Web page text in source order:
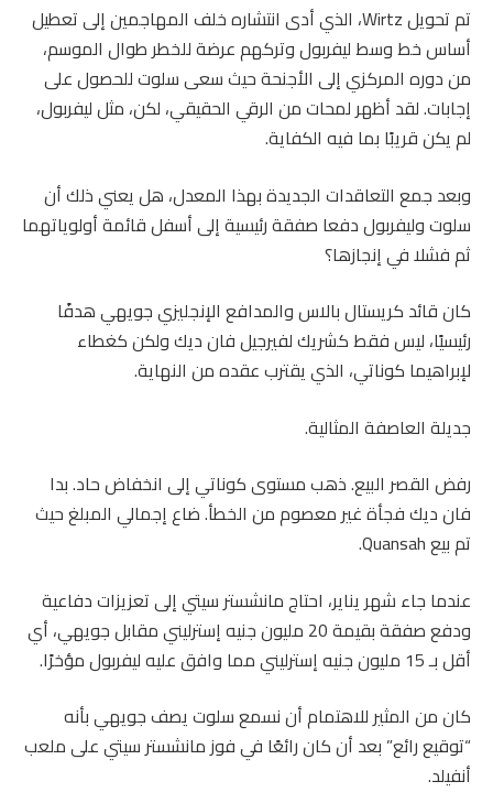
تم تحويل Wirtz، الذي أدى انتشاره خلف المهاجمين إلى تعطيل
أساس خط وسط ليفربول وتركهم عرضة للخطر طوال الموسم،
من دوره المركزي إلى الأجنحة حيث سعى سلوت للحصول على
إجابات. لقد أظهر لمحات من الرقي الحقيقي، لكن، مثل ليفربول،
لم يكن قريبًا بما فيه الكفاية.
وبعد جمع التعاقدات الجديدة بهذا المعدل، هل يعني ذلك أن
سلوت وليفربول دفعا صفقة رئيسية إلى أسفل قائمة أولوياتهما
ثم فشلا في إنجازها؟
كان قائد كريستال بالاس والمدافع الإنجليزي جويهي هدفًا
رئيسيًا، ليس فقط كشريك لفيرجيل فان ديك ولكن كغطاء
لإبراهيما كوناتي، الذي يقترب عقده من النهاية.
جديلة العاصفة المثالية.
رفض القصر البيع. ذهب مستوى كوناتي إلى انخفاض حاد. بدا
فان ديك فجأة غير معصوم من الخطأ. ضاع إجمالي المبلغ حيث
تم بيع Quansah.
عندما جاء شهر يناير، احتاج مانشستر سيتي إلى تعزيزات دفاعية
ودفع صفقة بقيمة 20 مليون جنيه إسترليني مقابل جويهي، أي
أقل بـ 15 مليون جنيه إسترليني مما وافق عليه ليفربول مؤخرًا.
كان من المثير للاهتمام أن نسمع سلوت يصف جويهي بأنه
“توقيع رائع” بعد أن كان رائعًا في فوز مانشستر سيتي على ملعب
أنفيلد.